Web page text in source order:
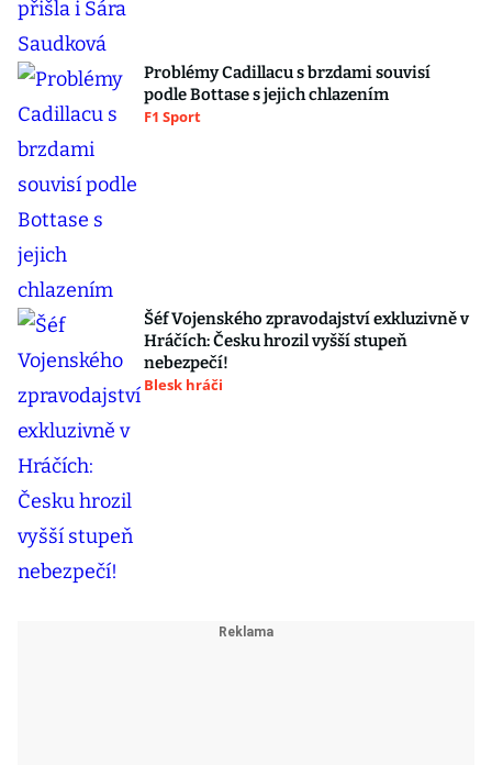
Problémy Cadillacu s brzdami souvisí
podle Bottase s jejich chlazením
F1 Sport
Šéf Vojenského zpravodajství exkluzivně v
Hráčích: Česku hrozil vyšší stupeň
nebezpečí!
Blesk hráči